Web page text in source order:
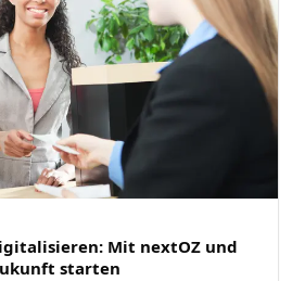
Mit nextOZ und
starten